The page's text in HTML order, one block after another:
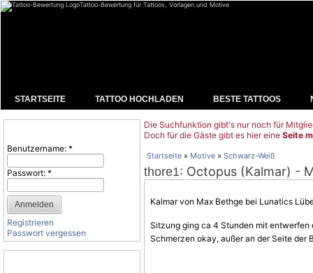
Tattoo-Bewertung für Tattoos, Vorlagen und Motive
STARTSEITE TATTOO HOCHLADEN BESTE TATTOOS
Benutzername: *
Passwort: *
Registrieren
Passwort vergessen
Die Suchfunktion gibt's nur noch für
Doch für die Gäste gibt es hier eine Seite
Startseite » Motive » Schwarz-Weiß
thore1: Octopus (Kalmar) -
Kalmar von Max Bethge bei Lunatics
Sitzung ging ca 4 Stunden mit entwerfen
Schmerzen okay, außer an der Seite der